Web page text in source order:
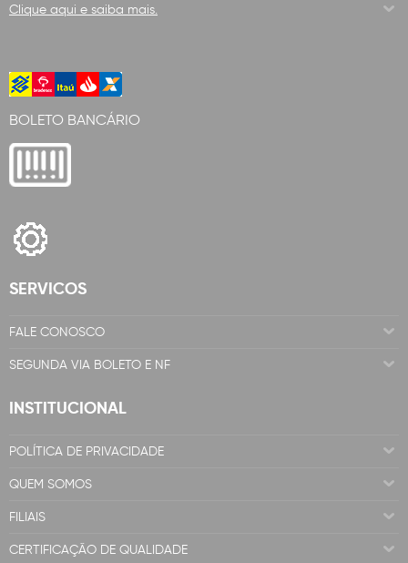
Clique aqui e saiba mais.
BOLETO BANCÁRIO
SERVICOS
FALE CONOSCO
SEGUNDA VIA BOLETO E NF
INSTITUCIONAL
POLÍTICA DE PRIVACIDADE
QUEM SOMOS
FILIAIS
CERTIFICAÇÃO DE QUALIDADE